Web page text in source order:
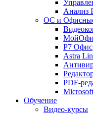
Анализ
ОС и
P7 Офис
Astra
PDF-
Microsoft
Обучение
Видео-курсы